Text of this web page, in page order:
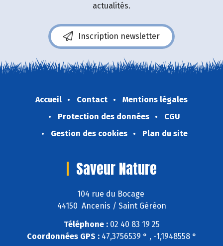
actualités.
Inscription newsletter
Accueil Contact
Mentions légales
Protection des données
CGU
Gestion des cookies
Plan du site
Saveur Nature
104 rue du Bocage
44150 Ancenis / Saint Géréon
Téléphone :02 40 83 19 25
Coordonnées GPS :47,3756539 ° , -1,1948558 °